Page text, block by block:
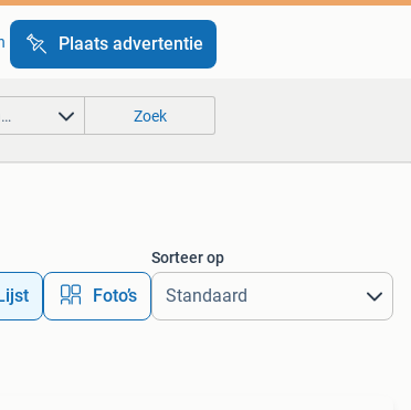
Plaats advertentie
Zoek
Foto’s
Sorteer op